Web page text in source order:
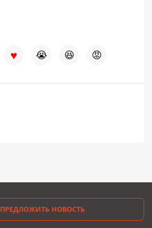
♥ 😭 😆 😡
ПРЕДЛОЖИТЬ НОВОСТЬ